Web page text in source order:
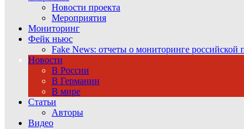
Новости проекта
Мероприятия
Мониторинг
Фейк ньюс
Fake News: отчеты о мониторинге
Новости
В России
В Германии
В мире
Статьи
Авторы
Видео